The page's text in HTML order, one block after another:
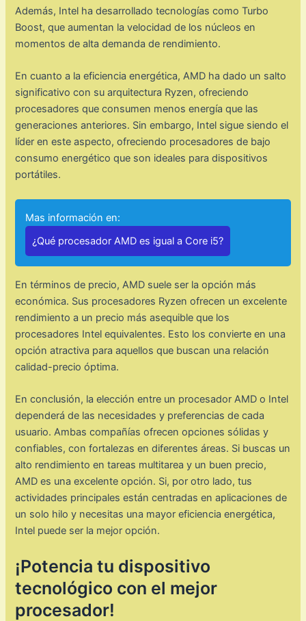
Además, Intel ha desarrollado tecnologías como Turbo
Boost, que aumentan la velocidad de los núcleos en
momentos de alta demanda de rendimiento.
En cuanto a la eficiencia energética, AMD ha dado un salto
significativo con su arquitectura Ryzen, ofreciendo
procesadores que consumen menos energía que las
generaciones anteriores. Sin embargo, Intel sigue siendo el
líder en este aspecto, ofreciendo procesadores de bajo
consumo energético que son ideales para dispositivos
portátiles.
Mas información en:
¿Qué procesador AMD es igual a Core i5?
En términos de precio, AMD suele ser la opción más
económica. Sus procesadores Ryzen ofrecen un excelente
rendimiento a un precio más asequible que los
procesadores Intel equivalentes. Esto los convierte en una
opción atractiva para aquellos que buscan una relación
calidad-precio óptima.
En conclusión, la elección entre un procesador AMD o Intel
dependerá de las necesidades y preferencias de cada
usuario. Ambas compañías ofrecen opciones sólidas y
confiables, con fortalezas en diferentes áreas. Si buscas un
alto rendimiento en tareas multitarea y un buen precio,
AMD es una excelente opción. Si, por otro lado, tus
actividades principales están centradas en aplicaciones de
un solo hilo y necesitas una mayor eficiencia energética,
Intel puede ser la mejor opción.
¡Potencia tu dispositivo
tecnológico con el mejor
procesador!